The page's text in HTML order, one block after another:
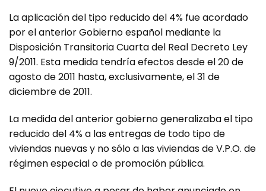
La aplicación del tipo reducido del 4% fue acordado
por el anterior Gobierno español mediante la
Disposición Transitoria Cuarta del Real Decreto Ley
9/2011. Esta medida tendría efectos desde el 20 de
agosto de 2011 hasta, exclusivamente, el 31 de
diciembre de 2011.
La medida del anterior gobierno generalizaba el tipo
reducido del 4% a las entregas de todo tipo de
viviendas nuevas y no sólo a las viviendas de V.P.O. de
régimen especial o de promoción pública.